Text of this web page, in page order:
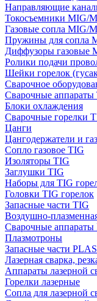
Направляющие
Токосъемники MIG/
Газовые сопла MIG/
Пружины для сопла
Диффузоры газовые
Ролики подачи
Шейки горелок
Сварочное
Сварочные аппараты
Блоки охлаждения
Сварочные горелки
Цанги
Цангодержатели и
Сопло газовое TIG
Изоляторы TIG
Заглушки TIG
Наборы для TIG
Головки TIG горелок
Запасные части TIG
Воздушно-
Сварочные
Плазмотроны
Запасные части
Лазерная сварка,
Аппараты лазерной
Горелки лазерные
Сопла для лазерной